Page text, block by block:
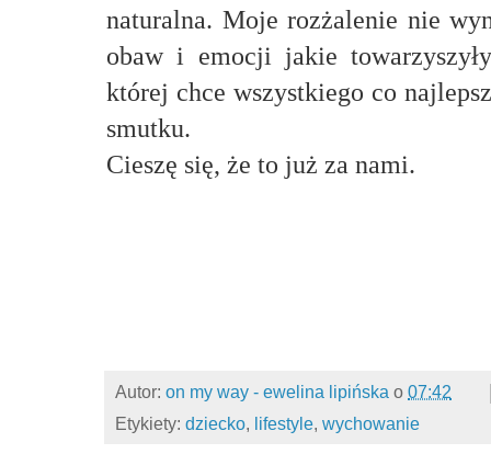
naturalna. Moje rozżalenie nie
obaw i emocji jakie
której chce wszystkiego co
smutku.
Cieszę się, że to już za nami.
Autor: on my way - ewelina lipińska o 07:42
Etykiety: dziecko lifestyle wychowanie